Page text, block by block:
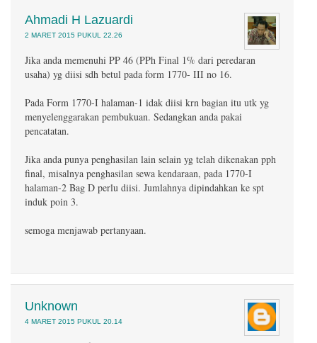
Ahmadi H Lazuardi
2 MARET 2015 PUKUL 22.26
Jika anda memenuhi PP 46 (PPh Final 1% dari peredaran
usaha) yg diisi sdh betul pada form 1770- III no 16.
Pada Form 1770-I halaman-1 idak diisi krn bagian itu utk yg
menyelenggarakan pembukuan. Sedangkan anda pakai
pencatatan.
Jika anda punya penghasilan lain selain yg telah dikenakan pph
final, misalnya penghasilan sewa kendaraan, pada 1770-I
halaman-2 Bag D perlu diisi. Jumlahnya dipindahkan ke spt
induk poin 3.
semoga menjawab pertanyaan.
Unknown
4 MARET 2015 PUKUL 20.14